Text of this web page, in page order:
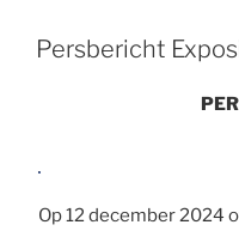
Persbericht
Op 12 december 2024